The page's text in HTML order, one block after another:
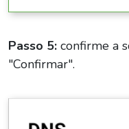
Passo 5: confirme a
"Confirmar".